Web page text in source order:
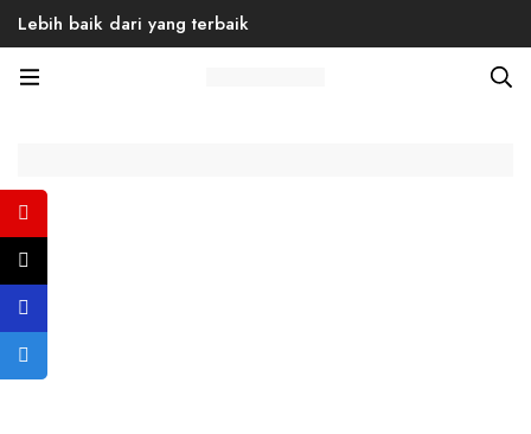
Lebih baik dari yang terbaik